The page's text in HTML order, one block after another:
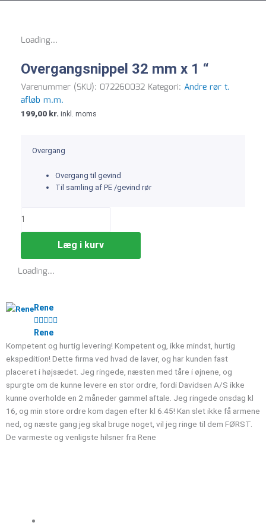
Loading...
Overgangsnippel 32 mm x 1 “
Varenummer (SKU): 072260032 Kategori: Andre rør t.
afløb m.m.
199,00 kr. inkl. moms
Overgang
Overgang til gevind
Til samling af PE /gevind rør
Overgangsnippel
32
Læg i kurv
Loading...
Rene

Rene
Kompetent og hurtig levering! Kompetent og, ikke mindst, hurtig
ekspedition! Dette firma ved hvad de laver, og har kunden fast
placeret i højsædet. Jeg ringede, næsten med tåre i øjnene, og
spurgte om de kunne levere en stor ordre, fordi Davidsen A/S ikke
kunne overholde en 2 måneder gammel aftale. Jeg ringede onsdag kl
16, og min store ordre kom dagen efter kl 6.45! Kan slet ikke få armene
ned, og næste gang jeg skal bruge noget, vil jeg ringe til dem FØRST.
De varmeste og venligste hilsner fra Rene